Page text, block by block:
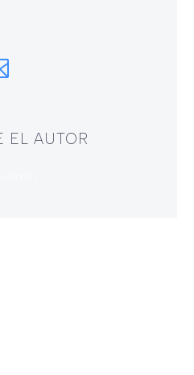
EL AUTOR